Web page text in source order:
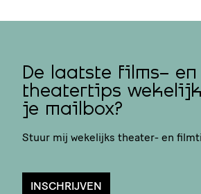
De laatste films- en
theatertips
je mailbox?
Stuur mij wekelijks theater- en
INSCHRIJVEN